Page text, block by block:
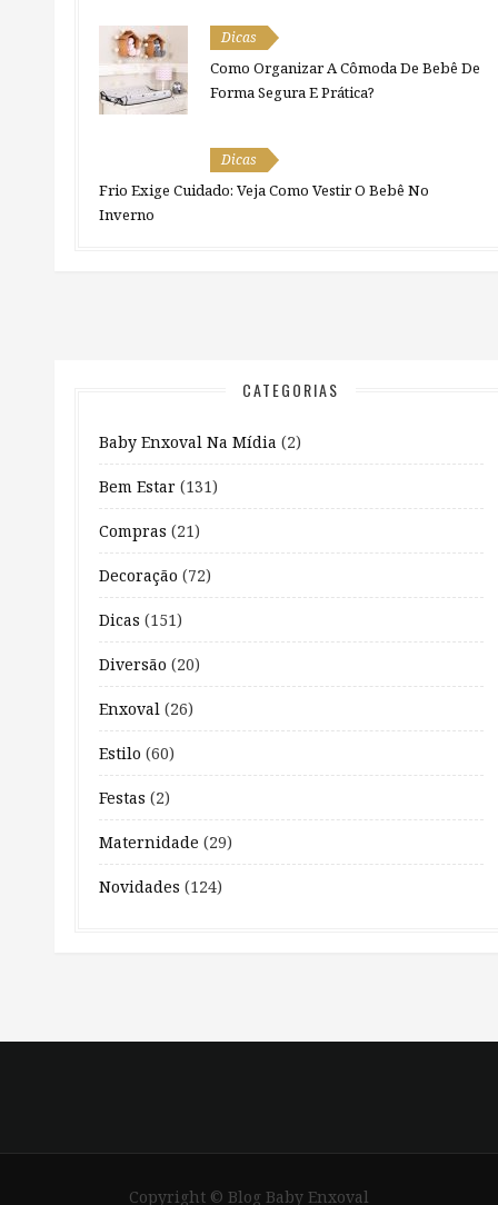
Dicas
Como Organizar A Cômoda De Bebê De
Forma Segura E Prática?
Dicas
Frio Exige Cuidado: Veja Como Vestir O Bebê No
Inverno
CATEGORIAS
Baby Enxoval Na Mídia (2)
Bem Estar (131)
Compras (21)
Decoração (72)
Dicas (151)
Diversão (20)
Enxoval (26)
Estilo (60)
Festas (2)
Maternidade (29)
Novidades (124)
Copyright © Blog Baby Enxoval